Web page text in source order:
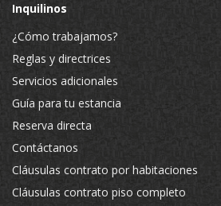
Inquilinos
¿Cómo trabajamos?
Reglas y directrices
Servicios adicionales
Guía para tu estancia
Reserva directa
Contáctanos
Cláusulas contrato por habitaciones
Cláusulas contrato piso completo